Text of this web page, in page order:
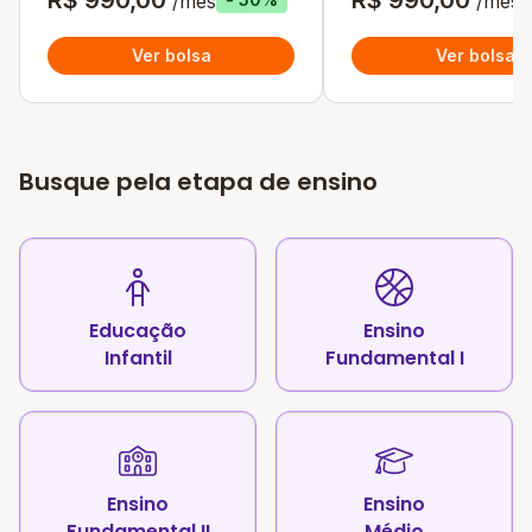
Ver bolsa Ver bolsa
Busque pela etapa de ensino
Educação
Infantil
Ensino
Fundamental I
Ensino
Ensino